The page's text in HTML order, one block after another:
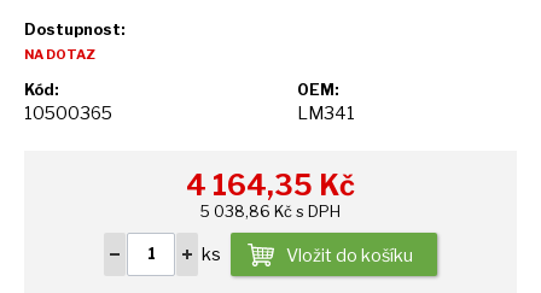
Dostupnost:
NA DOTAZ
Kód:
10500365
OEM:
LM341
4 164,35 Kč
5 038,86 Kč s DPH
ks Vložit do košíku